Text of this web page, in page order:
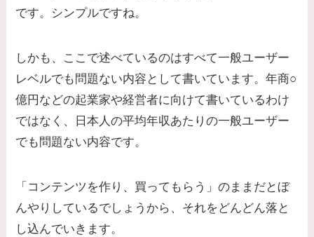
です。シンプルですね。
しかも、ここで述べているのはすべて一般ユーザー
レベルでも問題ない内容として書いています。年商○
億円などの起業家や経営者に向けて書いているわけ
ではなく、日本人の平均年収あたりの一般ユーザー
でも問題ない内容です。
「コンテンツを作り、買ってもらう」のままだとぼ
んやりしているでしょうから、それをどんどん落と
し込んでいきます。